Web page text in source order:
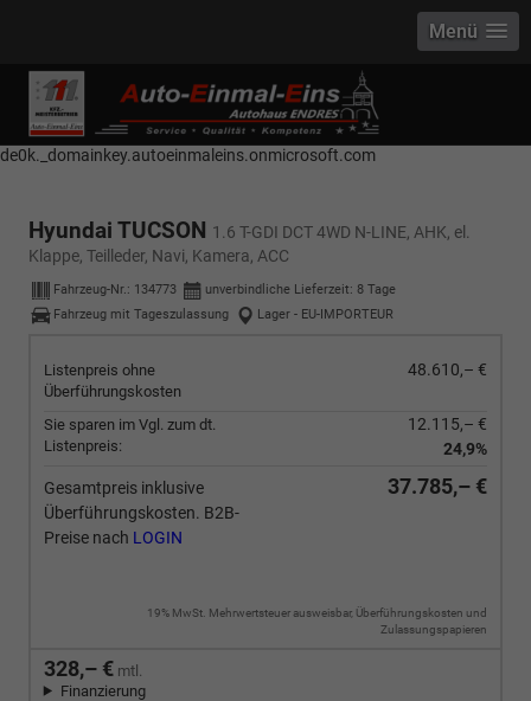
------------ Host Name : selector1._domainkey Points to address or value:
selector1-aee-de0k._domainkey.autoeinmaleins.onmicrosoft.com Host
Name : selector2._domainkey Points to address or value: selector2-aee-
de0k._domainkey.autoeinmaleins.onmicrosoft.com
Menü
Hyundai TUCSON 1.6 T-GDI DCT 4WD N-LINE, AHK, el.
Klappe, Teilleder, Navi, Kamera, ACC
Fahrzeug-Nr.: 134773 unverbindliche Lieferzeit: 8 Tage
Fahrzeug mit Tageszulassung
Lager - EU-IMPORTEUR
Listenpreis ohne
Überführungskosten
48.610,– €
Sie sparen im Vgl. zum dt.
Listenpreis:
12.115,– €
24,9%
Gesamtpreis inklusive
Überführungskosten. B2B-
Preise nach LOGIN
37.785,– €
19% MwSt. Mehrwertsteuer ausweisbar, Überführungskosten und
Zulassungspapieren
328,– € mtl.
Finanzierung